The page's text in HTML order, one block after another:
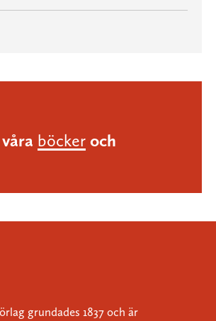
böcker och
grundades 1837 och är